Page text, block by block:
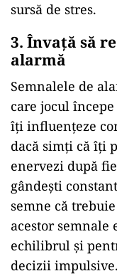
sursă de stres.
3. Învață să
alarmă
Semnalele de
care jocul
îți influențeze
dacă simți că îți
enervezi după
gândești
semne că
acestor semnale
echilibrul și
decizii impulsive.